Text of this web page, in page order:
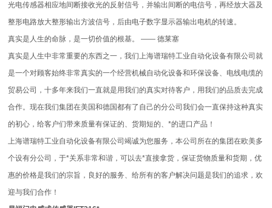
光电传感器相应地间断接收光的反射信号，并输出间断的电信号，再经放大器及
整形电路放大整形输出方波信号，后由电子数字显示器输出电机的转速。
真实是人生的命脉，是一切价值的根基。 —— 德莱塞
真实是人生中非常重要的东西之一，我们上海谱瑞特工业自动化设备有限公司就
是一个对顾客始终非常真实的一个经营机械自动化设备和环保设备、电线电缆的
贸易公司，十多年来我们一直就是用我们的真实对待客户，用我们的品质去完成
合作。现在我们集团在美国和德国都有了自己的分公司我们会一直保持这种真实
的初心，给客户们带来质量有保证的、货期短的、*的进口产品！
上海谱瑞特工业自动化设备有限公司竭诚为您服务，本公司所在的集团在欧美多
个设有分公司，于*关系非常和谐，可以去*直接拿货，保证货物质量和货期，优
惠的价格是我们的宗旨，良好的服务、给所有的客户解决问题是我们的追求，欢
迎与我们合作！